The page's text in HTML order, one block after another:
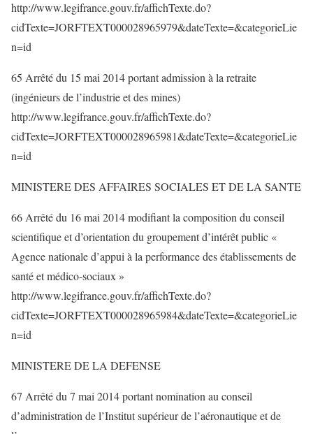
http://www.legifrance.gouv.fr/affichTexte.do?
cidTexte=JORFTEXT000028965979&dateTexte=&categorieLie
n=id
65 Arrêté du 15 mai 2014 portant admission à la retraite
(ingénieurs de l’industrie et des mines)
http://www.legifrance.gouv.fr/affichTexte.do?
cidTexte=JORFTEXT000028965981&dateTexte=&categorieLie
n=id
MINISTERE DES AFFAIRES SOCIALES ET DE LA SANTE
66 Arrêté du 16 mai 2014 modifiant la composition du conseil
scientifique et d’orientation du groupement d’intérêt public «
Agence nationale d’appui à la performance des établissements de
santé et médico-sociaux »
http://www.legifrance.gouv.fr/affichTexte.do?
cidTexte=JORFTEXT000028965984&dateTexte=&categorieLie
n=id
MINISTERE DE LA DEFENSE
67 Arrêté du 7 mai 2014 portant nomination au conseil
d’administration de l’Institut supérieur de l’aéronautique et de